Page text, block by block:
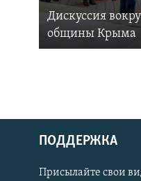
Українською
Дискуссия
общины Крыма
ПОДДЕРЖКА
Присылайте свои